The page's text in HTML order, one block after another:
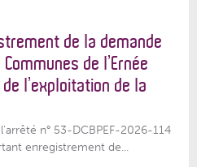
de la demande
de l’Ernée
l’exploitation de la
n° 53-DCBPEF-2026-114
enregistrement de...